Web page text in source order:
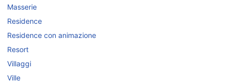
Masserie
Residence
Residence con animazione
Resort
Villaggi
Ville